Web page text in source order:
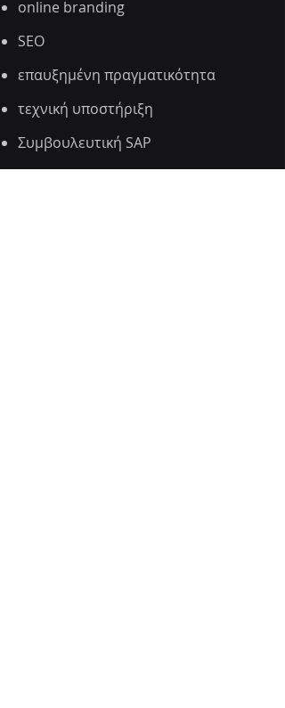
online branding
SEO
επαυξημένη πραγματικότητα
τεχνική υποστήριξη
Συμβουλευτική SAP